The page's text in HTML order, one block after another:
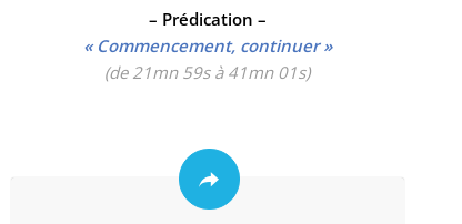
– Prédication –
« Commencement, continuer »
(de 21mn 59s à 41mn 01s)